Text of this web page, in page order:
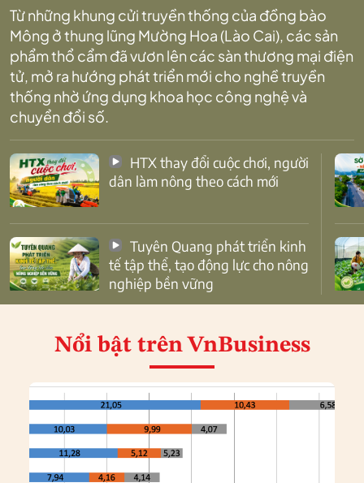
Từ những khung cửi truyền thống của đồng bào
Mông ở thung lũng Mường Hoa (Lào Cai), các sản
phẩm thổ cẩm đã vươn lên các sàn thương mại điện
tử, mở ra hướng phát triển mới cho nghề truyền
thống nhờ ứng dụng khoa học công nghệ và
chuyển đổi số.
dân làm nông theo cách mới
tế tập thể, tạo động lực cho nông
nghiệp bền vững
Nổi bật trên VnBusiness